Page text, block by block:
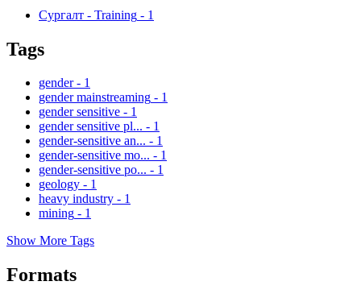
Сургалт - Training - 1
Tags
gender - 1
gender mainstreaming - 1
gender sensitive - 1
gender sensitive pl... - 1
gender-sensitive an... - 1
gender-sensitive mo... - 1
gender-sensitive po... - 1
geology - 1
heavy industry - 1
mining - 1
Show More Tags
Formats